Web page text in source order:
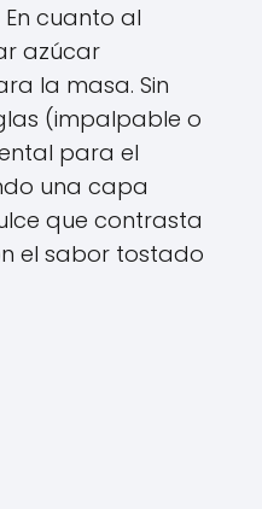
cuanto al
azúcar
la masa. Sin
(impalpable o
para el
una capa
que contrasta
el sabor tostado